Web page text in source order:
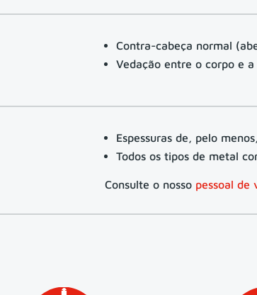
Contra-cabeça normal
Vedação entre o corpo e a
Espessuras de, pelo
Todos os tipos de metal
Consulte o nosso pessoal de